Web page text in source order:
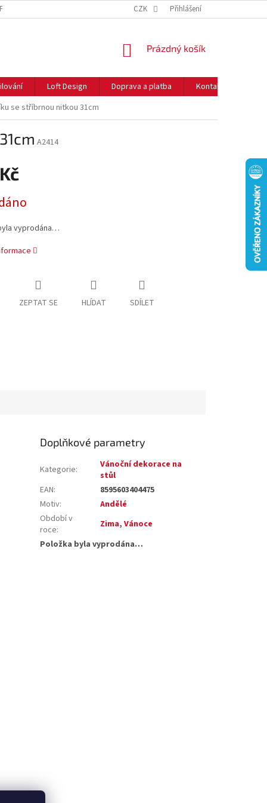
O COOKIES NEJČASTĚJŠÍ OTÁZKY
CZK Přihlášení
NÁKUPNÍ
Prázdný košík
Loft Design Doprava a platba Kontakty
se stříbrnou nitkou 31cm
A2414
vyprodána…
ZEPTAT SE HLÍDAT SDÍLET
Doplňkové parametry
Kategorie:
Vánoční dekorace na
stůl
EAN:
8595603404475
Motiv:
Andělé
Období v
roce: Zima,Vánoce
Položka byla vyprodána…